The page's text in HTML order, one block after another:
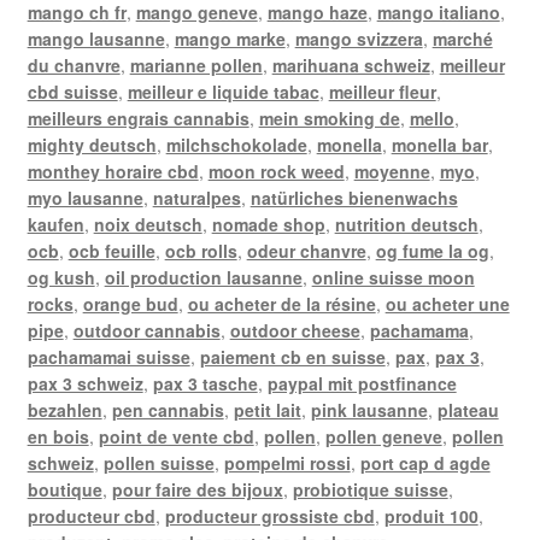
mango ch fr, mango geneve, mango haze, mango italiano,
mango lausanne, mango marke, mango svizzera, marché
du chanvre, marianne pollen, marihuana schweiz, meilleur
cbd suisse, meilleur e liquide tabac, meilleur fleur,
meilleurs engrais cannabis, mein smoking de, mello,
mighty deutsch, milchschokolade, monella, monella bar,
monthey horaire cbd, moon rock weed, moyenne, myo,
myo lausanne, naturalpes, natürliches bienenwachs
kaufen, noix deutsch, nomade shop, nutrition deutsch,
ocb, ocb feuille, ocb rolls, odeur chanvre, og fume la og,
og kush, oil production lausanne, online suisse moon
rocks, orange bud, ou acheter de la résine, ou acheter une
pipe, outdoor cannabis, outdoor cheese, pachamama,
pachamamai suisse, paiement cb en suisse, pax, pax 3,
pax 3 schweiz, pax 3 tasche, paypal mit postfinance
bezahlen, pen cannabis, petit lait, pink lausanne, plateau
en bois, point de vente cbd, pollen, pollen geneve, pollen
schweiz, pollen suisse, pompelmi rossi, port cap d agde
boutique, pour faire des bijoux, probiotique suisse,
producteur cbd, producteur grossiste cbd, produit 100,